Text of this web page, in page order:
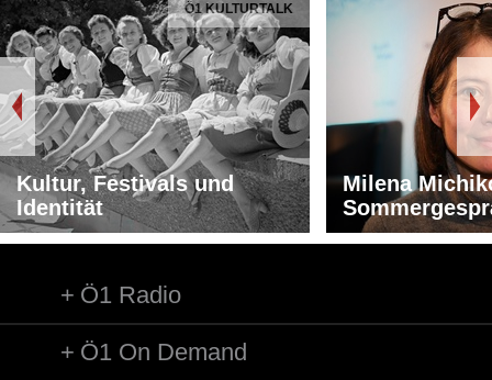
Ö1 KULTURTALK
Kultur, Festivals und
Identität
Milena
Ö1 Radio
Ö1 On Demand